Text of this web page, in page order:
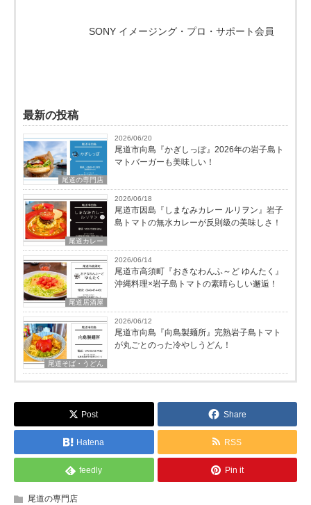
SONY イメージング・プロ・サポート会員
最新の投稿
尾道の専門店
2026/06/20
尾道市向島『かぎしっぽ』2026年の岩子島ト
マトバーガーも美味しい！
尾道カレー
2026/06/18
尾道市因島『しまなみカレー ルリヲン』岩子
島トマトの無水カレーが反則級の美味しさ！
尾道居酒屋
2026/06/14
尾道市高須町『おきなわんふ～ど ゆんたく』
沖縄料理×岩子島トマトの素晴らしい邂逅！
尾道そば・うどん
2026/06/12
尾道市向島『向島製麺所』完熟岩子島トマト
が丸ごとのった冷やしうどん！
Post Share
Hatena RSS
feedly Pin it
尾道の専門店